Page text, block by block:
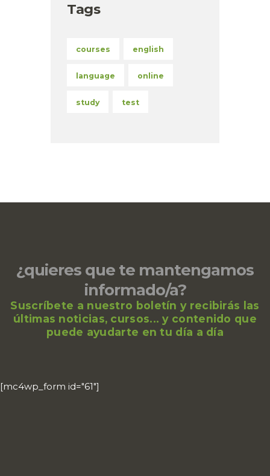
Tags
courses english
language online
study test
¿quieres que te mantengamos
informado/a?
Suscríbete a nuestro boletín y recibirás las
últimas noticias, cursos... y contenido que
puede ayudarte en tu día a día
[mc4wp_form id="61"]